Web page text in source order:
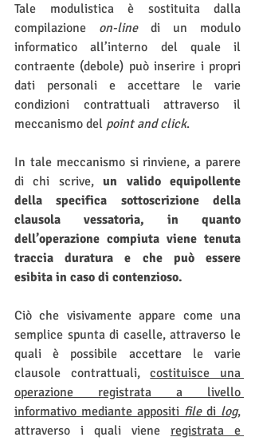
Tale modulistica è sostituita dalla
compilazione on-line di un modulo
informatico all’interno del quale il
contraente (debole) può inserire i propri
dati personali e accettare le varie
condizioni contrattuali attraverso il
meccanismo del point and click.
In tale meccanismo si rinviene, a parere
di chi scrive, un valido equipollente
della specifica sottoscrizione della
clausola vessatoria, in quanto
dell’operazione compiuta viene tenuta
traccia duratura e che può essere
esibita in caso di contenzioso.
Ciò che visivamente appare come una
semplice spunta di caselle, attraverso le
quali è possibile accettare le varie
clausole contrattuali, costituisce una
operazione registrata a livello
informativo mediante appositi file di log,
attraverso i quali viene registrata e